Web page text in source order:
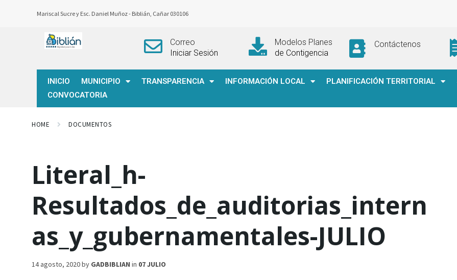
Mariscal Sucre y Esc. Daniel Muñoz - Biblián, Cañar 030106
Correo
Iniciar Sesión
Modelos Planes
de Contigencia
Contáctenos
INICIO MUNICIPIO TRANSPARENCIA INFORMACIÓN LOCAL PLANIFICACIÓN TERRITORIAL
CONVOCATORIA
HOME DOCUMENTOS
Literal_h-
Resultados_de_auditorias_intern
as_y_gubernamentales-JULIO
14 agosto, 2020by GADBIBLIAN in 07 JULIO